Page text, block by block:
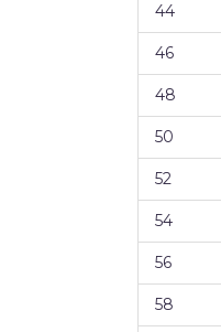
44
46
48
50
52
54
56
58